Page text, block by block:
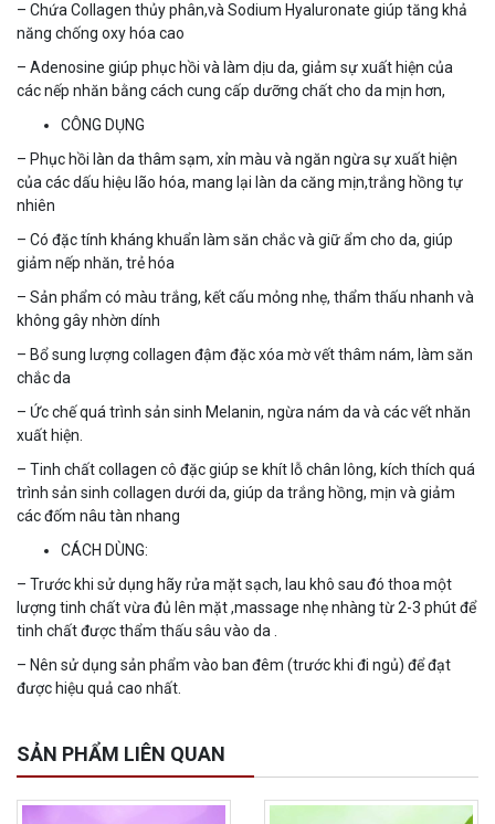
– Chứa Collagen thủy phân,và Sodium Hyaluronate giúp tăng khả
năng chống oxy hóa cao
– Adenosine giúp phục hồi và làm dịu da, giảm sự xuất hiện của
các nếp nhăn bằng cách cung cấp dưỡng chất cho da mịn hơn,
CÔNG DỤNG
– Phục hồi làn da thâm sạm, xỉn màu và ngăn ngừa sự xuất hiện
của các dấu hiệu lão hóa, mang lại làn da căng mịn,trắng hồng tự
nhiên
– Có đặc tính kháng khuẩn làm săn chắc và giữ ẩm cho da, giúp
giảm nếp nhăn, trẻ hóa
– Sản phẩm có màu trắng, kết cấu mỏng nhẹ, thẩm thấu nhanh và
không gây nhờn dính
– Bổ sung lượng collagen đậm đặc xóa mờ vết thâm nám, làm săn
chắc da
– Ức chế quá trình sản sinh Melanin, ngừa nám da và các vết nhăn
xuất hiện.
– Tinh chất collagen cô đặc giúp se khít lỗ chân lông, kích thích quá
trình sản sinh collagen dưới da, giúp da trắng hồng, mịn và giảm
các đốm nâu tàn nhang
CÁCH DÙNG:
– Trước khi sử dụng hãy rửa mặt sạch, lau khô sau đó thoa một
lượng tinh chất vừa đủ lên mặt ,massage nhẹ nhàng từ 2-3 phút để
tinh chất được thẩm thấu sâu vào da .
– Nên sử dụng sản phẩm vào ban đêm (trước khi đi ngủ) để đạt
được hiệu quả cao nhất.
SẢN PHẨM LIÊN QUAN